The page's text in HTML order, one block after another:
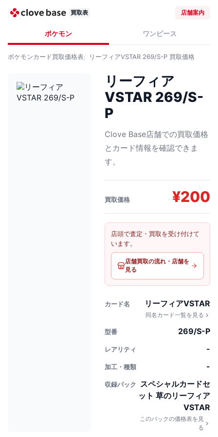
買取表 店舗案内
ポケモン ワンピース
ポケモンカード買取価格表 リーフィアVSTAR 269/S-P 買取価格
リーフィア
VSTAR 269/S-
P
Clove Base店舗での買取価格
とカード情報を確認できま
す。
買取価格 ¥200
店頭で査定・買取を受け付けて
います。
店舗買取の流れ・店舗を
見る
カード名 リーフィアVSTAR
同名カード一覧を見る
型番 269/S-P
レアリティ -
加工・種類 -
収録パック
スペシャルカードセ
ット 草のリーフィア
VSTAR
このパックの価格表を見
る